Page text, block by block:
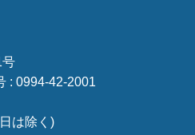
号
: 0994-42-2001
は除く)